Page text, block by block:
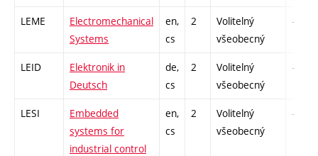
LEME
Electromechanical
Systems
en,
cs
2
Volitelný
všeobecný
-
LEID
Elektronik in
Deutsch
de,
cs
2
Volitelný
všeobecný
-
LESI
Embedded
systems for
industrial control
en,
cs
2
Volitelný
všeobecný
-